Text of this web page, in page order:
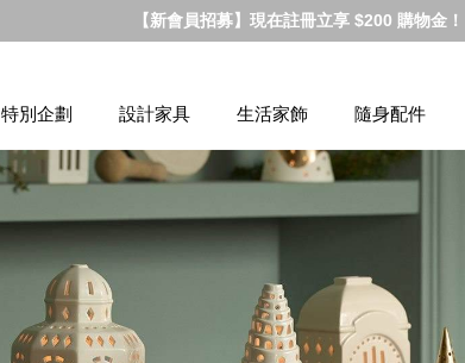
【新會員招募】現在註冊立享 $200 購物金！
特別企劃 設計家具 生活家飾 隨身配件